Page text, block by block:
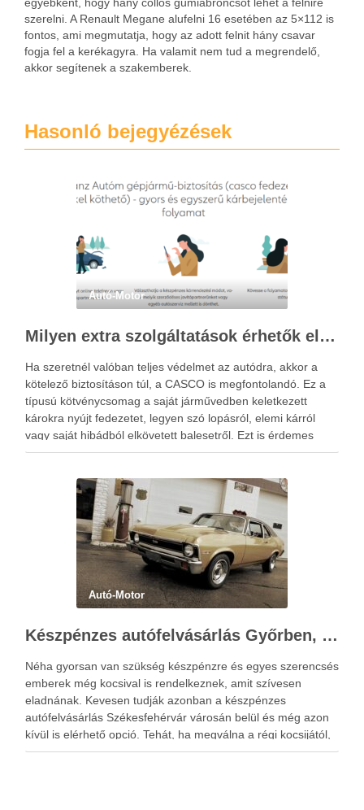
szerelni. A Renault Megane alufelni 16 esetében az 5×112 is
fontos, ami megmutatja, hogy az adott felnit hány csavar
fogja fel a kerékagyra. Ha valamit nem tud a megrendelő,
akkor segítenek a szakemberek.
Hasonló bejegyézések
Autó-Motor
Milyen extra szolgáltatások érhetők el a casco biztosítás keretében?
Ha szeretnél valóban teljes védelmet az autódra, akkor a
kötelező biztosításon túl, a CASCO is megfontolandó. Ez a
típusú kötvénycsomag a saját járművedben keletkezett
károkra nyújt fedezetet, legyen szó lopásról, elemi kárról
vagy saját hibádból elkövetett balesetről. Ezt is érdemes
végiggondolni a casco biztosítás megkötése előtt. A
Autó-Motor
Készpénzes autófelvásárlás Győrben, Sopronban és Szombathelyen
Néha gyorsan van szükség készpénzre és egyes szerencsés
emberek még kocsival is rendelkeznek, amit szívesen
eladnának. Kevesen tudják azonban a készpénzes
autófelvásárlás Székesfehérvár városán belül és még azon
kívül is elérhető opció. Tehát, ha megválna a régi kocsijától,
mert éppen tervezi az újabb típusnak a megvásárlását,